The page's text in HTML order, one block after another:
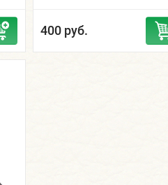
400 руб.